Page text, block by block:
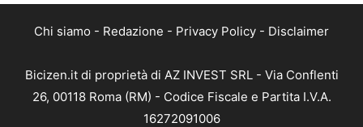
Chi siamo - Redazione - Privacy Policy - Disclaimer
Bicizen.it di proprietà di AZ INVEST SRL - Via Conflenti
26, 00118 Roma (RM) - Codice Fiscale e Partita I.V.A.
16272091006